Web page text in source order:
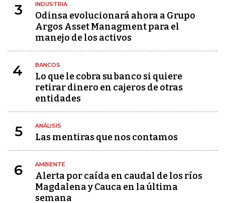
3 INDUSTRIA
Odinsa evolucionará ahora a Grupo
Argos Asset Managment para el
manejo de los activos
4 BANCOS
Lo que le cobra su banco si quiere
retirar dinero en cajeros de otras
entidades
5 ANÁLISIS
Las mentiras que nos contamos
6 AMBIENTE
Alerta por caída en caudal de los ríos
Magdalena y Cauca en la última
semana